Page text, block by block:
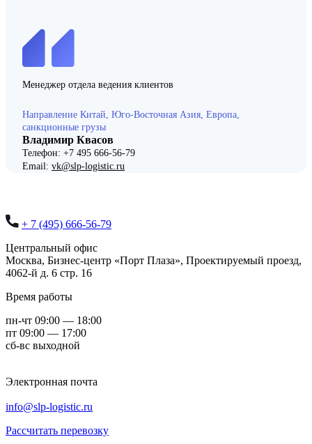
Менеджер отдела ведения клиентов
Направление Китай, Юго-Восточная Азия, Европа,
санкционные грузы
Владимир Квасов
Телефон: +7 495 666-56-79
Email: vk@slp-logistic.ru
+ 7 (495) 666-56-79
Центральный офис
Москва, Бизнес-центр «Порт Плаза», Проектируемый проезд,
4062-й д. 6 стр. 16
Время работы
пн-чт 09:00 — 18:00
пт 09:00 — 17:00
сб-вс выходной
Электронная почта
info@slp-logistic.ru
Рассчитать перевозку